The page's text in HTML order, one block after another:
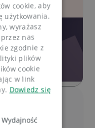
cookie, aby
użytkowania.
wyrażasz
nas
zgodnie z
plików
cookie
w link
Dowiedz się
Wydajność